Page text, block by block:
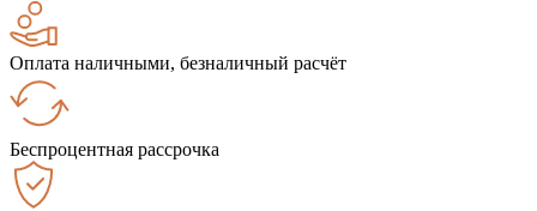
Оплата наличными, безналичный расчёт
Беспроцентная рассрочка